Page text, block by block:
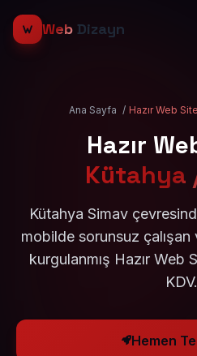
Web Dizayn
Ana Sayfa / Hazır Web
Hazır
Kütahya
Kütahya Simav
mobilde sorunsuz çalışan
kurgulanmış Hazır Web
KDV.
Hemen